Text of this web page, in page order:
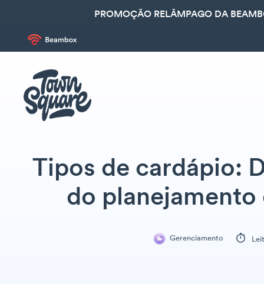
PROMOÇÃO RELÂMPAGO DA
Tipos de cardápio:
do planejamento
Gerenciamento